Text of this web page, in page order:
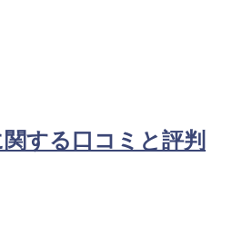
する口コミと評判